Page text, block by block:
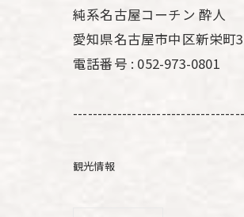
純系名古屋コーチン 酔人
愛知県名古屋市中区新栄町
電話番号 : 052-973-0801
観光情報